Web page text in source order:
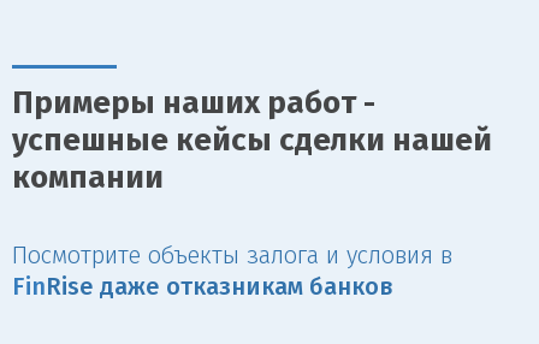
Примеры наших работ -
успешные кейсы сделки нашей
компании
Посмотрите объекты залога и условия в
Fin Rise даже отказникам банков